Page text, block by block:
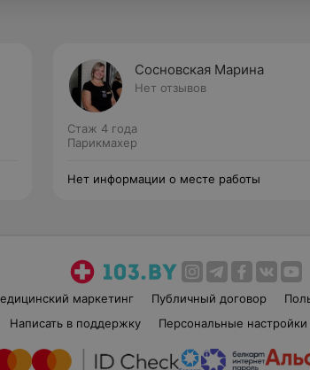
Сосновская Марина
Нет отзывов
Стаж 4 года
Парикмахер
Нет информации о месте работы
маркетинг Публичный договор
Написать в поддержку Персональные